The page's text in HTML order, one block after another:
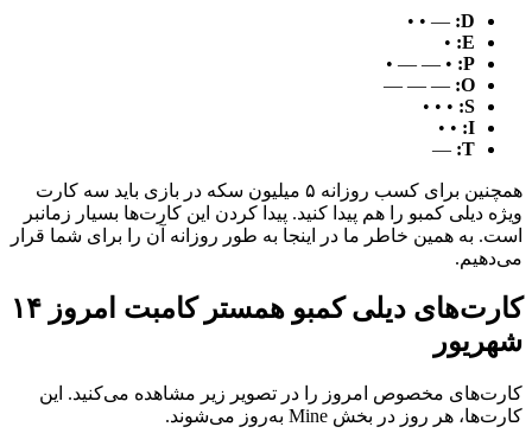
D:
— • •
E:
•
P:
• — — •
O:
— — —
S:
• • •
I:
• •
T:
—
همچنین برای کسب روزانه ۵ میلیون سکه‌ در بازی باید سه کارت
ویژه دیلی کمبو را هم پیدا کنید. پیدا کردن این کارت‌ها بسیار زمانبر
است. به همین خاطر ما در اینجا به ‌طور روزانه آن را برای شما قرار
می‌دهیم.
کارت‌های دیلی کمبو همستر کامبت امروز ۱۴
شهریور
کارت‌های مخصوص امروز را در تصویر زیر مشاهده می‌کنید. این
کارت‌ها، هر روز در بخش Mine به‌روز می‌شوند.